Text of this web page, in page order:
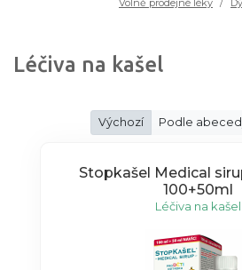
Léčiva na kašel
Výchozí Podle
Stopkašel Medical
100+50ml
Léčiva na kašel